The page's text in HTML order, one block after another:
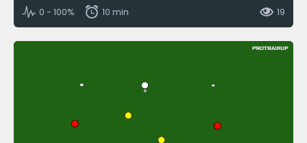
0 - 100% 10 min 19